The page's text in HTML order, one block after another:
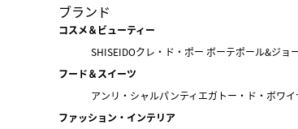
ブランド
コスメ＆ビューティー
SHISEIDOクレ・ド・ポー ボーテポール&ジョ
フード＆スイーツ
アンリ・シャルパンティエガトー・ド・ボワイ
ファッション・インテリア